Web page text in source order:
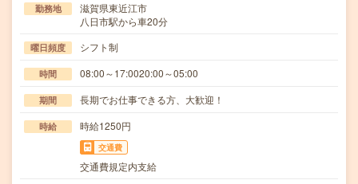
勤務地
滋賀県東近江市
八日市駅から車20分
曜日頻度 シフト制
時間 08:00～17:0020:00～05:00
期間 長期でお仕事できる方、大歓迎！
時給 時給1250円
交通費
交通費規定内支給